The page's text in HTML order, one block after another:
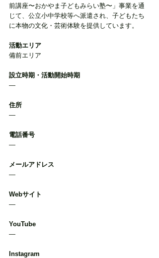
前講座〜おかやま子どもみらい塾〜」事業を通
じて、公立小中学校等へ派遣され、子どもたち
に本物の文化・芸術体験を提供しています。
活動エリア
備前エリア
設立時期・活動開始時期
―
住所
―
電話番号
―
メールアドレス
―
Webサイト
―
YouTube
―
Instagram